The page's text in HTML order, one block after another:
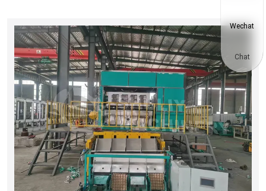
Wechat
Chat